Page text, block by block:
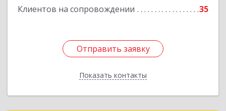
Клиентов на сопровождении 35
Отправить заявку
Показать контакты
Подробнее
Отправить заявку
Назад